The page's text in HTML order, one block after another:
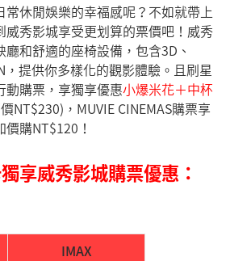
常休閒娛樂的幸福感呢？不如就帶上
威秀影城享受更划算的票價吧！威秀
和舒適的座椅設備，包含3D、
，提供你多樣化的觀影體驗。且刷星
動購票，享獨享優惠小爆米花＋中杯
NT$230)，MUVIE CINEMAS購票享
價購NT$120！
享威秀影城購票優惠：
IMAX